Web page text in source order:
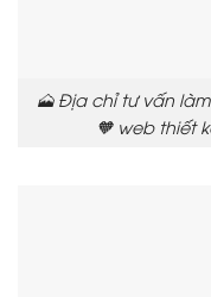
🗻 Địa chỉ tư vấn
🧡 web thiết